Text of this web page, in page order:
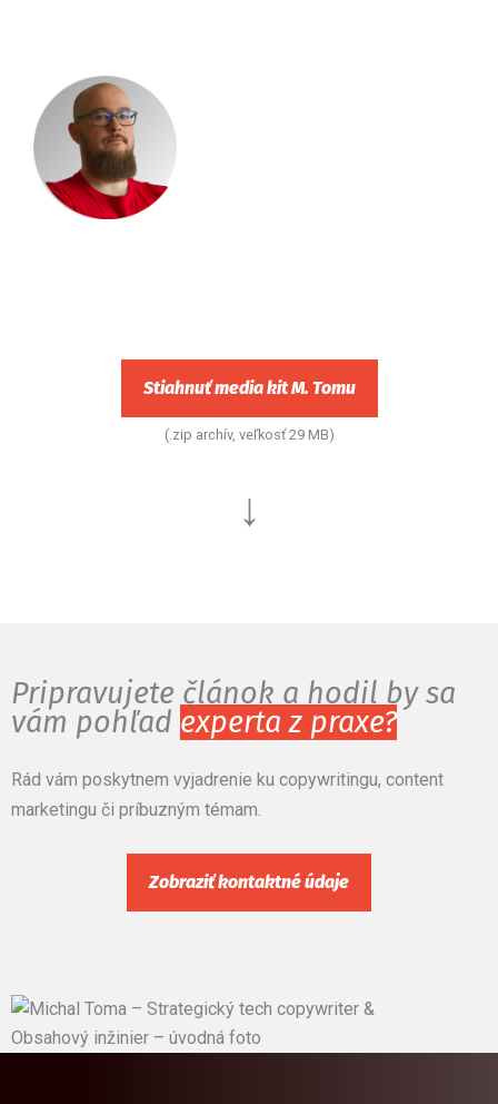
Stiahnuť media kit M. Tomu
(.zip archív, veľkosť 29 MB)
↓
Pripravujete článok a hodil by sa
vám pohľad experta z praxe?
Rád vám poskytnem vyjadrenie ku copywritingu, content
marketingu či príbuzným témam.
Zobraziť kontaktné údaje